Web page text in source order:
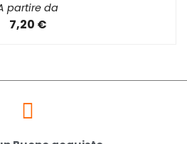
partire da
7,20 €